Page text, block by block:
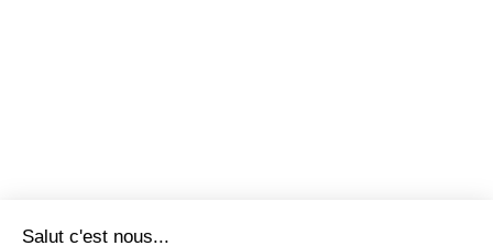
Salut c'est nous...